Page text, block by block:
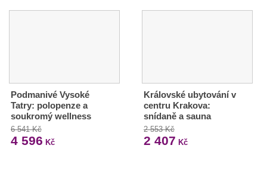
Podmanivé Vysoké
Tatry: polopenze a
soukromý wellness
6 541 Kč
4 596 Kč
Královské ubytování v
centru Krakova:
snídaně a sauna
2 553 Kč
2 407 Kč